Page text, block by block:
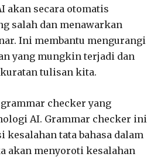
akan secara otomatis
salah dan menawarkan
Ini membantu mengurangi
yang mungkin terjadi dan
tulisan kita.
checker yang
AI. Grammar checker ini
kesalahan tata bahasa dalam
akan menyoroti kesalahan